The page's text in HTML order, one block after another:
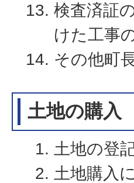
検査済証
けた工事
その他町
土地の購入
土地の登
土地購入